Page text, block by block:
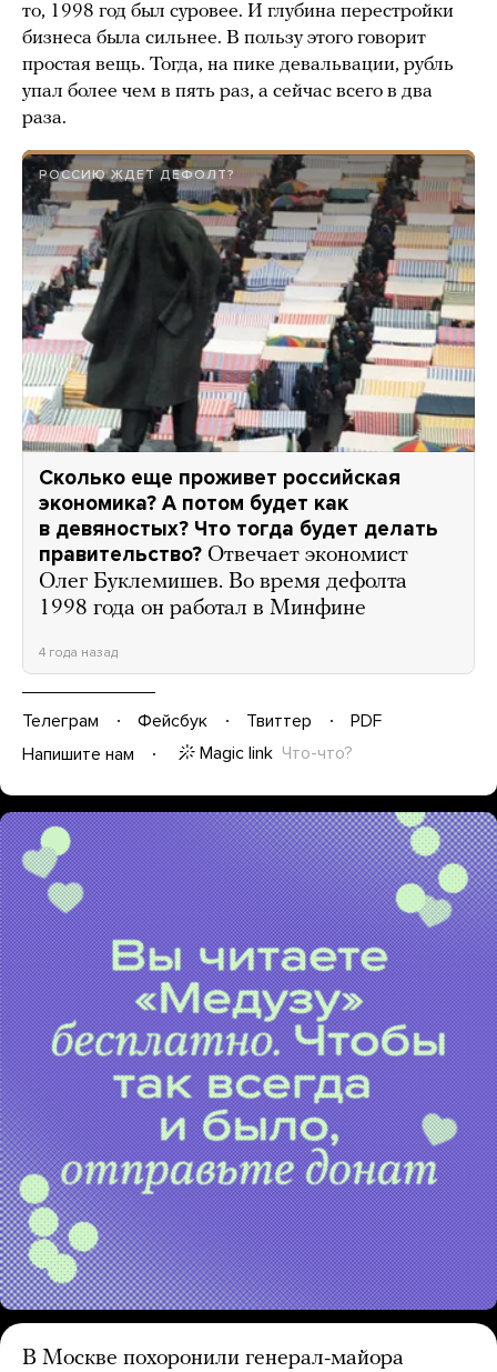
то, 1998 год был суровее. И глубина перестройки
бизнеса была сильнее. В пользу этого говорит
простая вещь. Тогда, на пике девальвации, рубль
упал более чем в пять раз, а сейчас всего в два
раза.
РОССИЮ ЖДЕТ ДЕФОЛТ?
Сколько еще проживет российская
экономика? А потом будет как
в девяностых? Что тогда будет делать
правительство? Отвечает экономист
Олег Буклемишев. Во время дефолта
1998 года он работал в Минфине
4 года назад
Телеграм Фейсбук Твиттер
PDF
Напишите нам
Magic link Что-что?
В Москве похоронили генерал-майора